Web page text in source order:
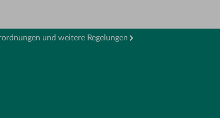
und weitere Regelungen